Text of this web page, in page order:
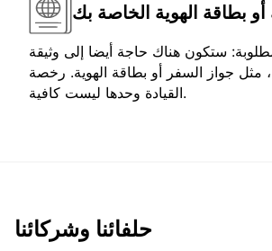
بطاقة الهوية الخاصة بك
ستكون هناك حاجة أيضا إلى وثيقة
مثل جواز السفر أو بطاقة الهوية. رخصة
القيادة وحدها ليست كافية.
حلفائنا وشركائنا